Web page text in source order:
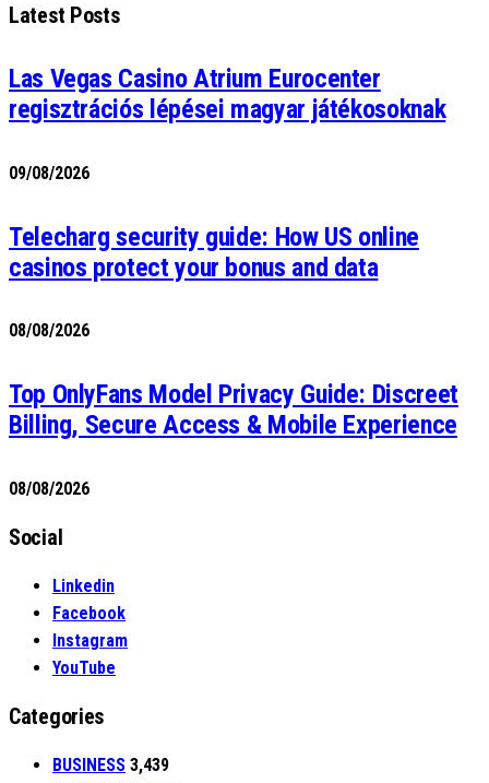
Latest Posts
Las Vegas Casino Atrium Eurocenter
regisztrációs lépései magyar játékosoknak
09/08/2026
Telecharg security guide: How US online
casinos protect your bonus and data
08/08/2026
Top OnlyFans Model Privacy Guide: Discreet
Billing, Secure Access & Mobile Experience
08/08/2026
Social
Linkedin
Facebook
Instagram
YouTube
Categories
BUSINESS 3,439